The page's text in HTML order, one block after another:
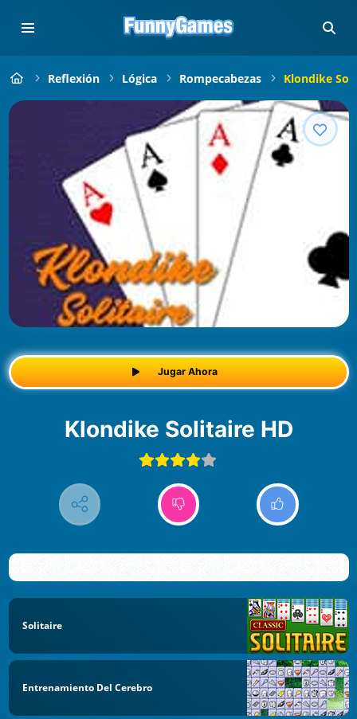
Reflexión Lógica Rompecabezas Klondike
Jugar Ahora
Klondike Solitaire HD
Solitaire
Entrenamiento Del Cerebro